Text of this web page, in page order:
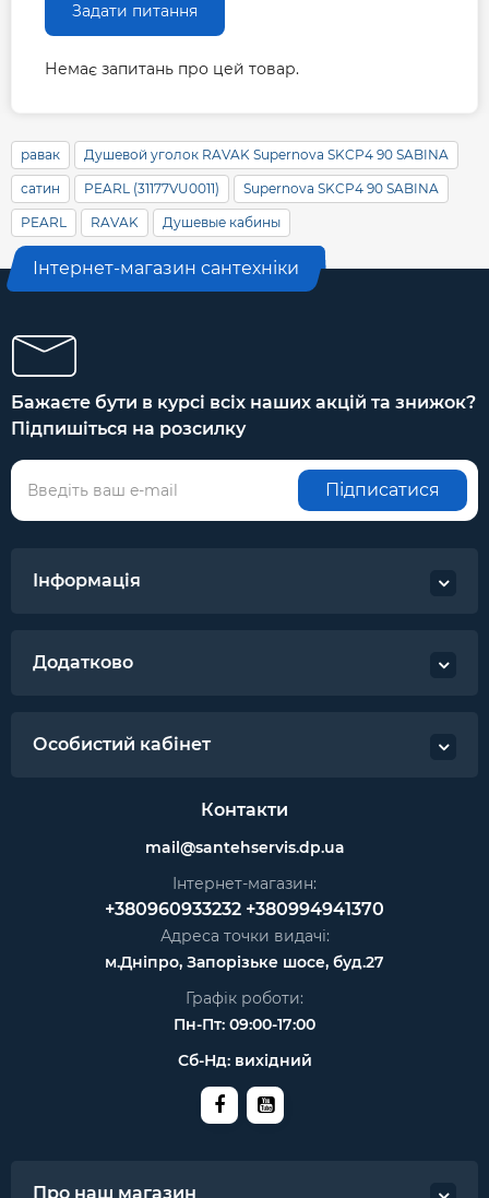
Задати питання
Немає запитань про цей товар.
равак Душевой уголок RAVAK Supernova SKCP4 90 SABINA
сатин PEARL (31177VU0011) Supernova SKCP4 90 SABINA
PEARL RAVAK Душевые кабины
Інтернет-магазин сантехніки
Бажаєте бути в курсі всіх наших акцій та знижок?
Підпишіться на розсилку
Підписатися
Інформація
Додатково
Особистий кабінет
Контакти
mail@santehservis.dp.ua
Інтернет-магазин:
+380960933232 +380994941370
Адреса точки видачі:
м.Дніпро, Запорізьке шосе, буд.27
Графік роботи:
Пн-Пт: 09:00-17:00
Сб-Нд: вихідний
Про наш магазин